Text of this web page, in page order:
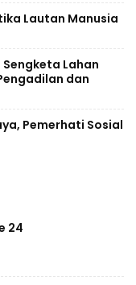
Lautan Manusia
Lahan
dan
Pemerhati Sosial
24